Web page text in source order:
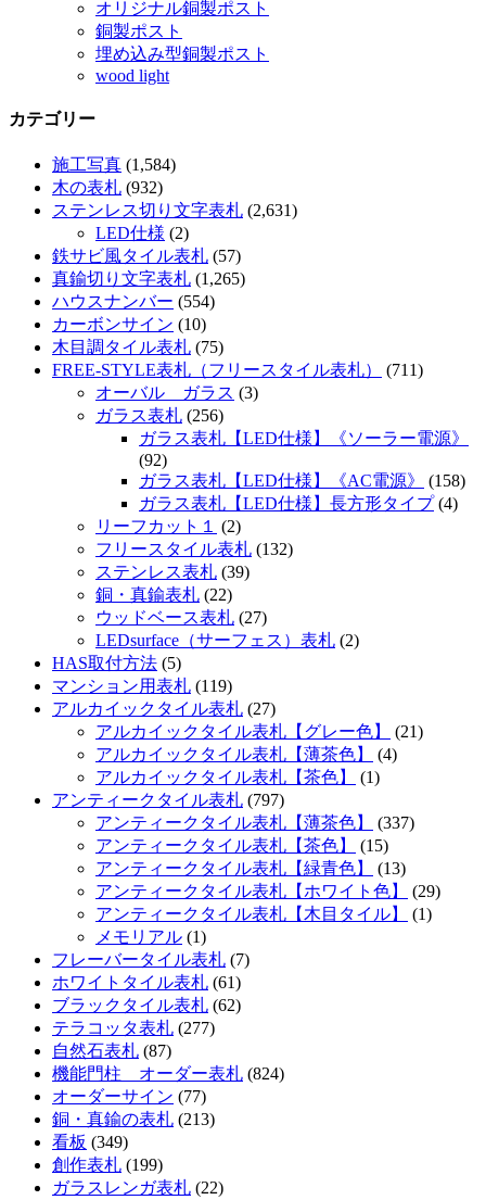
オリジナル銅製ポスト
銅製ポスト
埋め込み型銅製ポスト
wood light
カテゴリー
施工写真 (1,584)
木の表札 (932)
ステンレス切り文字表札 (2,631)
LED仕様 (2)
鉄サビ風タイル表札 (57)
真鍮切り文字表札 (1,265)
ハウスナンバー (554)
カーボンサイン (10)
木目調タイル表札 (75)
FREE-STYLE表札（フリースタイル表札）
(711)
オーバル ガラス (3)
ガラス表札 (256)
ガラス表札【LED仕様】《ソーラー電源》
(92)
ガラス表札【LED仕様】《AC電源》
(158)
ガラス表札【LED仕様】長方形タイプ(4)
リーフカット１
(2)
フリースタイル表札 (132)
ステンレス表札 (39)
銅・真鍮表札 (22)
ウッドベース表札 (27)
LEDsurface（サーフェス）表札 (2)
HAS取付方法 (5)
マンション用表札 (119)
アルカイックタイル表札 (27)
アルカイックタイル表札【グレー色】
(21)
アルカイックタイル表札【薄茶色】
(4)
アルカイックタイル表札【茶色】
(1)
アンティークタイル表札 (797)
アンティークタイル表札【薄茶色】
(337)
アンティークタイル表札【茶色】
(15)
アンティークタイル表札【緑青色】
(13)
アンティークタイル表札【ホワイト色】
(29)
アンティークタイル表札【木目タイル】
(1)
メモリアル (1)
フレーバータイル表札 (7)
ホワイトタイル表札 (61)
ブラックタイル表札 (62)
テラコッタ表札 (277)
自然石表札 (87)
機能門柱 オーダー表札 (824)
オーダーサイン (77)
銅・真鍮の表札 (213)
看板 (349)
創作表札 (199)
ガラスレンガ表札 (22)